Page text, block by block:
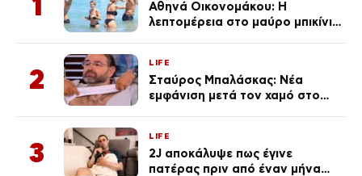
1
Αθηνά Οικονομάκου: Η
λεπτομέρεια στο μαύρο μπικίνι
(φωτογραφίες)
2
LIFE
Σταύρος Μπαλάσκας: Νέα
εμφάνιση μετά τον χαμό στο
3
LIFE
2J αποκάλυψε πως έγινε
πατέρας πριν από έναν μήνα